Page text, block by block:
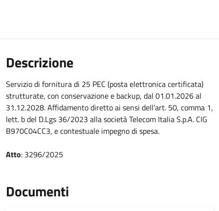
Descrizione
Servizio di fornitura di 25 PEC (posta elettronica certificata)
strutturate, con conservazione e backup, dal 01.01.2026 al
31.12.2028. Affidamento diretto ai sensi dell’art. 50, comma 1,
lett. b del D.Lgs 36/2023 alla società Telecom Italia S.p.A. CIG
B970C04CC3, e contestuale impegno di spesa.
Atto: 3296/2025
Documenti